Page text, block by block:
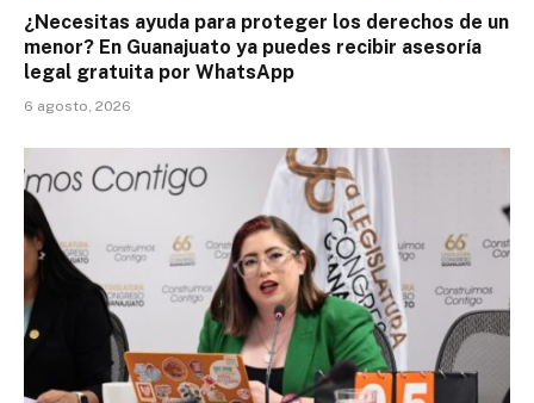
¿Necesitas ayuda para proteger los derechos de un
menor? En Guanajuato ya puedes recibir asesoría
legal gratuita por WhatsApp
6 agosto, 2026